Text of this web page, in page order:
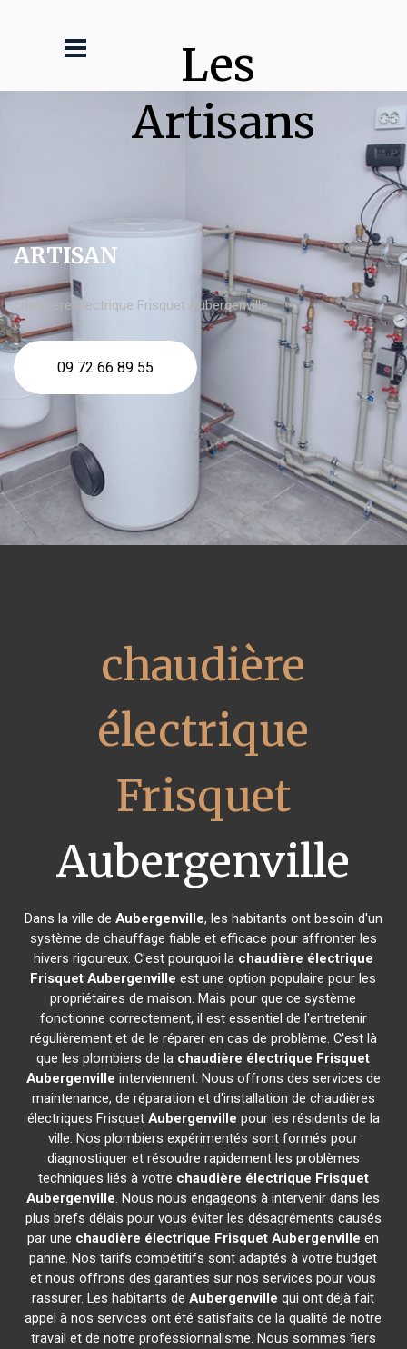
Les
Artisans
ARTISAN
chaudière électrique Frisquet Aubergenville
09 72 66 89 55
chaudière
électrique
Frisquet
Aubergenville
Dans la ville de Aubergenville, les habitants ont besoin d'un
système de chauffage fiable et efficace pour affronter les
hivers rigoureux. C'est pourquoi la chaudière électrique
Frisquet Aubergenville est une option populaire pour les
propriétaires de maison. Mais pour que ce système
fonctionne correctement, il est essentiel de l'entretenir
régulièrement et de le réparer en cas de problème. C'est là
que les plombiers de la chaudière électrique Frisquet
Aubergenville interviennent. Nous offrons des services de
maintenance, de réparation et d'installation de chaudières
électriques Frisquet Aubergenville pour les résidents de la
ville. Nos plombiers expérimentés sont formés pour
diagnostiquer et résoudre rapidement les problèmes
techniques liés à votre chaudière électrique Frisquet
Aubergenville. Nous nous engageons à intervenir dans les
plus brefs délais pour vous éviter les désagréments causés
par une chaudière électrique Frisquet Aubergenville en
panne. Nos tarifs compétitifs sont adaptés à votre budget
et nous offrons des garanties sur nos services pour vous
rassurer. Les habitants deAubergenville qui ont déjà fait
appel à nos services ont été satisfaits de la qualité de notre
travail et de notre professionnalisme. Nous sommes fiers